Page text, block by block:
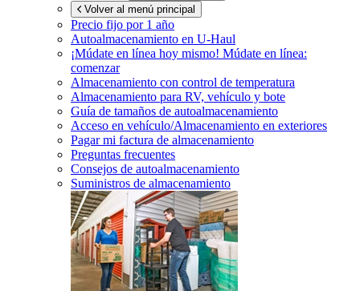
Volver al menú principal
Precio fijo por 1 año
Autoalmacenamiento en U-Haul
¡Múdate en línea hoy mismo! Múdate en línea:
comenzar
Almacenamiento con control de temperatura
Almacenamiento para RV, vehículo y bote
Guía de tamaños de autoalmacenamiento
Acceso en vehículo/Almacenamiento en exteriores
Pagar mi factura de almacenamiento
Preguntas frecuentes
Consejos de autoalmacenamiento
Suministros de almacenamiento